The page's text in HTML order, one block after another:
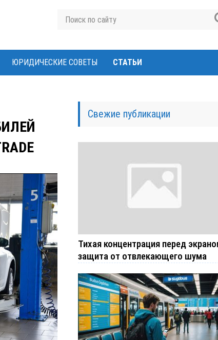
ЮРИДИЧЕСКИЕ СОВЕТЫ СТАТЬИ
Свежие публикации
Тихая концентрация перед
защита от отвлекающего шума